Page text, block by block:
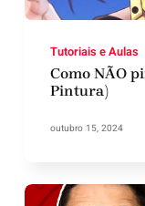
Tutoriais e Aulas
Como NÃO
Pintura)
outubro 15, 2024